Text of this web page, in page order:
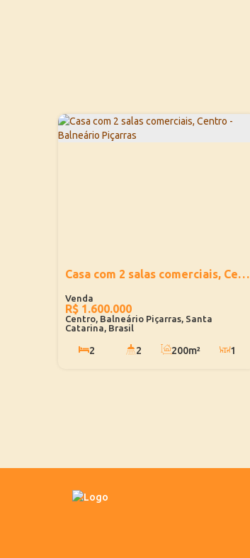
Casa com 2 salas comerciais, Centro - Balneário Piçarras
R$ 1.600.000
Centro, Balneário Piçarras, Santa
Catarina, Brasil
2 2 200m²
1